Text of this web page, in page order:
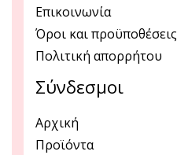
Επικοινωνία
Όροι και προϋποθέσεις
Πολιτική απορρήτου
Σύνδεσμοι
Αρχική
Προϊόντα